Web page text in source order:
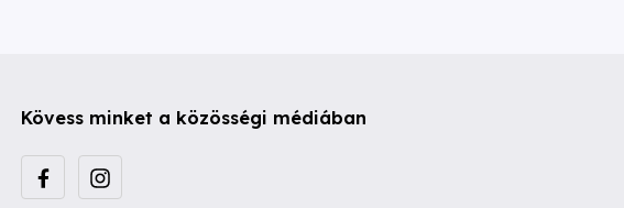
Kövess minket a közösségi médiában